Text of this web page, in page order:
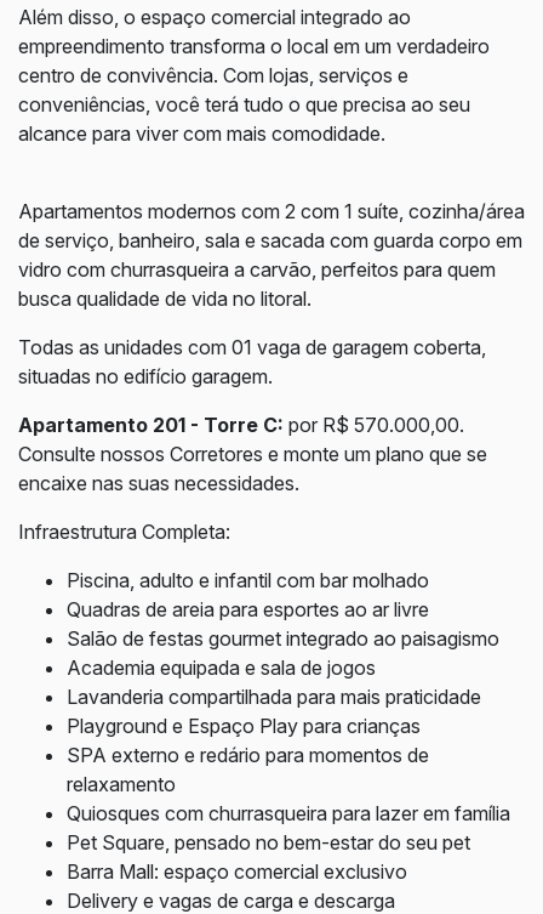
Além disso, o espaço comercial integrado ao
empreendimento transforma o local em um verdadeiro
centro de convivência. Com lojas, serviços e
conveniências, você terá tudo o que precisa ao seu
alcance para viver com mais comodidade.
Apartamentos modernos com 2 com 1 suíte, cozinha/área
de serviço, banheiro, sala e sacada com guarda corpo em
vidro com churrasqueira a carvão, perfeitos para quem
busca qualidade de vida no litoral.
Todas as unidades com 01 vaga de garagem coberta,
situadas no edifício garagem.
Apartamento 201 - Torre C: por R$ 570.000,00.
Consulte nossos Corretores e monte um plano que se
encaixe nas suas necessidades.
Infraestrutura Completa:
Piscina, adulto e infantil com bar molhado
Quadras de areia para esportes ao ar livre
Salão de festas gourmet integrado ao paisagismo
Academia equipada e sala de jogos
Lavanderia compartilhada para mais praticidade
Playground e Espaço Play para crianças
SPA externo e redário para momentos de
relaxamento
Quiosques com churrasqueira para lazer em família
Pet Square, pensado no bem-estar do seu pet
Barra Mall: espaço comercial exclusivo
Delivery e vagas de carga e descarga